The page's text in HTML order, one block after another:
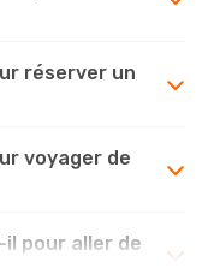
réserver un
voyager de
il pour aller de